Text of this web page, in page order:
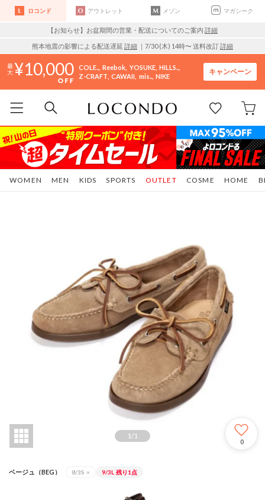
ロコンド アウトレット メゾン マガシーク
【お知らせ】お盆期間の営業・配送についてのご案内 詳細
熊本地震の影響による配送遅延 詳細 ｜7/30 (木) 14時〜 送料改訂詳細
10,000 COLE.. Reebok YOSUKE HILLS..
Z-CRAFT CAWAII mis.. NIKE
キャンペーン
WOMEN MEN KIDS SPORTS COSME HOME
OUTLET
1 /1
0
ベージュ（BEG） 8/3S × 9/3L 残り1点